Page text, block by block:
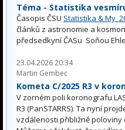
Téma - Statistika
Časopis ČSU Statistika & My
článků z astronomie a
předsedkyní ČASu Soňou
23.04.2026 20:34
Martin Gembec
Kometa C/2025 R3 v
V zorném poli koronografu
R3 (PanSTARRS). Ta nyní
vzdálenosti přibližně poloviny